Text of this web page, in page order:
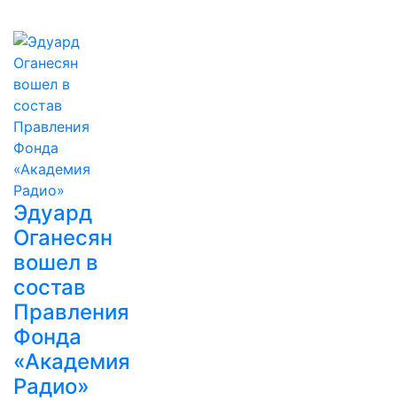
Эдуард
Оганесян
вошел в
состав
Правления
Фонда
«Академия
Радио»